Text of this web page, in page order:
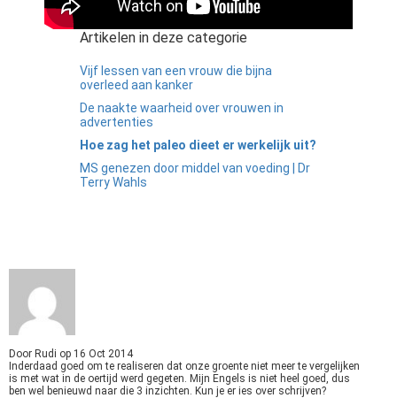
Artikelen in deze categorie
Vijf lessen van een vrouw die bijna
overleed aan kanker
De naakte waarheid over vrouwen in
advertenties
Hoe zag het paleo dieet er werkelijk uit?
MS genezen door middel van voeding | Dr
Terry Wahls
Door Rudi op 16 Oct 2014
Inderdaad goed om te realiseren dat onze groente niet meer te vergelijken
is met wat in de oertijd werd gegeten. Mijn Engels is niet heel goed, dus
ben wel benieuwd naar die 3 inzichten. Kun je er ies over schrijven?